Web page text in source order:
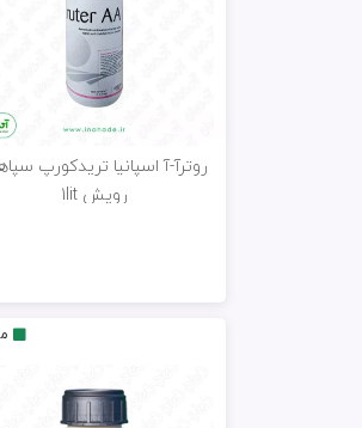
روترآ-آ اسپانیا تریدکورپ
رویش 1lit